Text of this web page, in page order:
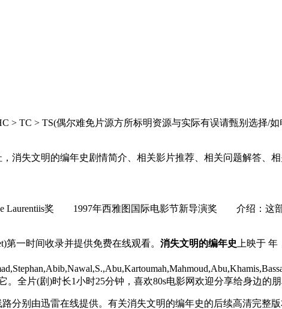
> TC > TS(偶尔难免片源方所标明资源与实际有误请甄别选择/
消失文明的编年史剧情简介、相关影片推荐、相关问题解答、
Laurentiis奖 1997年西雅图国际电影节新导演奖 介绍：这
第一时间收录并提供免费在线观看。 消失文明的编年史 上映于
全片(剧)时长1小时25分钟，喜欢80s电影网欢迎分享给身边的
分别由迅雷在线提供。有关消失文明的编年史的后续高清完整